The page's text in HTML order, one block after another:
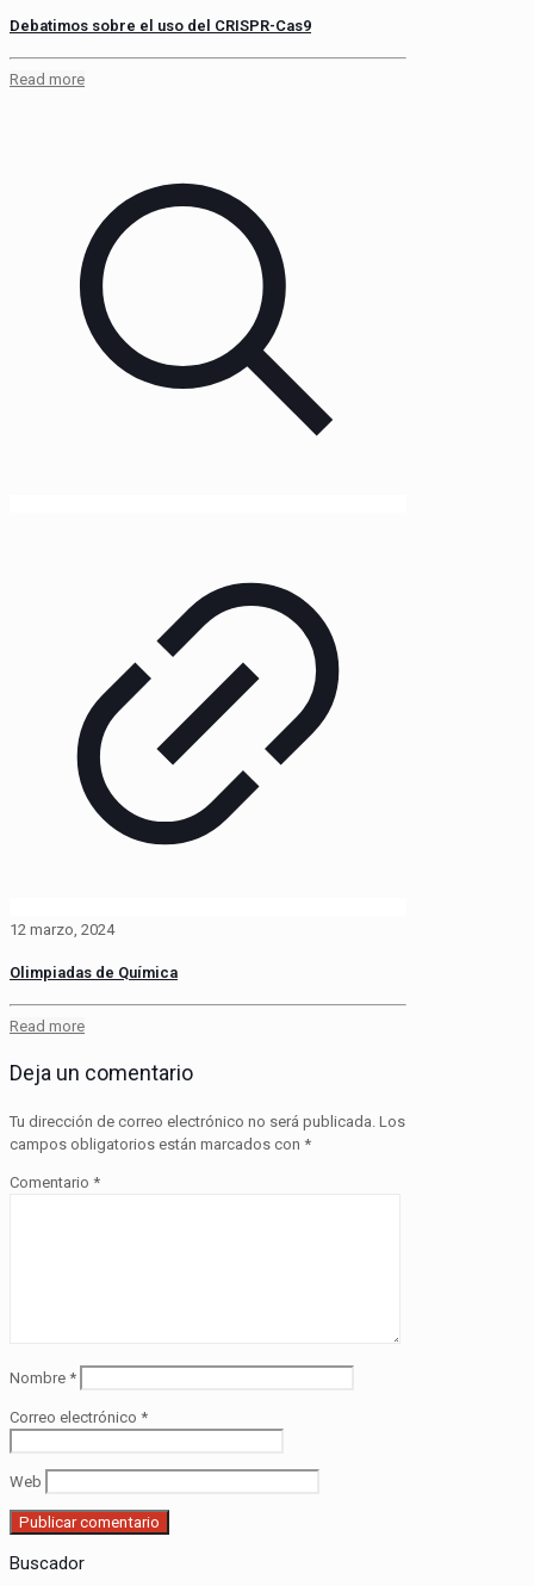
Debatimos sobre el uso del CRISPR-Cas9
Read more
12 marzo, 2024
Olimpiadas de Química
Read more
Deja un comentario
Tu dirección de correo electrónico no será publicada. Los
campos obligatorios están marcados con *
Comentario *
Nombre *
Correo electrónico *
Web
Buscador